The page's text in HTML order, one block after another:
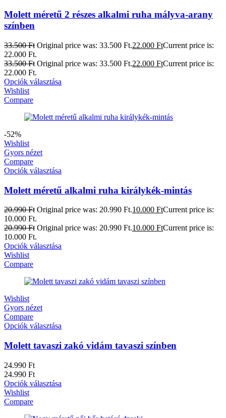
Molett méretű 2 részes alkalmi ruha mályva-arany
színben
33.500Ft Original price was: 33.500 Ft.22.000 FtCurrent price is:
22.000 Ft.
33.500Ft Original price was: 33.500 Ft.22.000 FtCurrent price is:
22.000 Ft.
Opciók választása
Wishlist
Compare
-52%
Wishlist
Gyors nézet
Compare
Opciók választása
Molett méretű alkalmi ruha királykék-mintás
20.990Ft Original price was: 20.990 Ft.10.000 FtCurrent price is:
10.000 Ft.
20.990Ft Original price was: 20.990 Ft.10.000 FtCurrent price is:
10.000 Ft.
Opciók választása
Wishlist
Compare
Wishlist
Gyors nézet
Compare
Opciók választása
Molett tavaszi zakó vidám tavaszi színben
24.990 Ft
24.990 Ft
Opciók választása
Wishlist
Compare